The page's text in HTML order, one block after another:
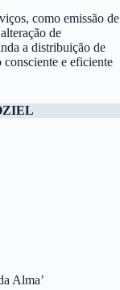
como emissão de
de
a distribuição de
e eficiente
Alma’